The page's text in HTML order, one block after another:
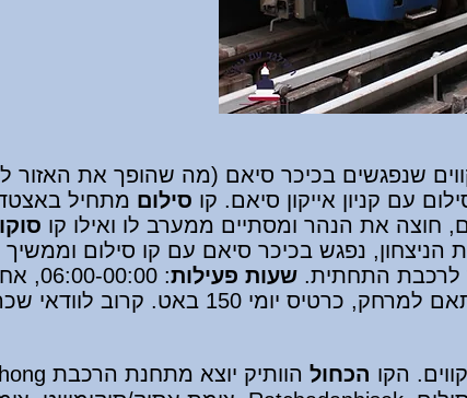
שנפגשים בכיכר סיאם (מה שהופך את האזור
עם קניון אייקון סיאם. קו סילום מתחיל
חוצה את הנהר ומסתיים ממערב לו ואילו קו
נפגש בכיכר סיאם עם קו סילום
לרכבת התחתית. שעות פעילות: 06:00-00:00, אחת לכמה דקות.
קרוב לוודאי
הקו הכחול